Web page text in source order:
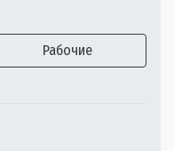
Рабочие